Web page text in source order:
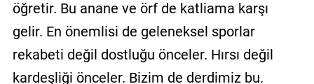
öğretir. Bu anane ve örf de katliama karşı
gelir. En önemlisi de geleneksel sporlar
rekabeti değil dostluğu önceler. Hırsı değil
kardeşliği önceler. Bizim de derdimiz bu.